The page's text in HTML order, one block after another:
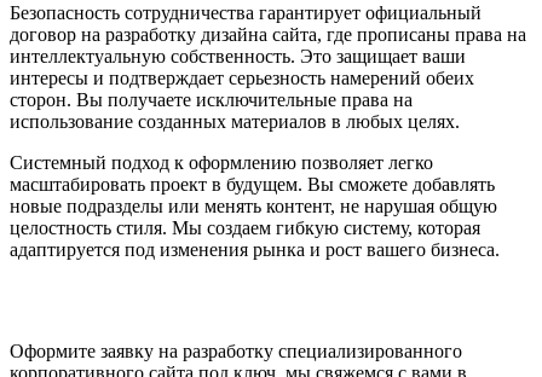
Безопасность сотрудничества гарантирует официальный
договор на разработку дизайна сайта, где прописаны права на
интеллектуальную собственность. Это защищает ваши
интересы и подтверждает серьезность намерений обеих
сторон. Вы получаете исключительные права на
использование созданных материалов в любых целях.
Системный подход к оформлению позволяет легко
масштабировать проект в будущем. Вы сможете добавлять
новые подразделы или менять контент, не нарушая общую
целостность стиля. Мы создаем гибкую систему, которая
адаптируется под изменения рынка и рост вашего бизнеса.
Оформите заявку на разработку специализированного
корпоративного сайта под ключ, мы свяжемся с вами в